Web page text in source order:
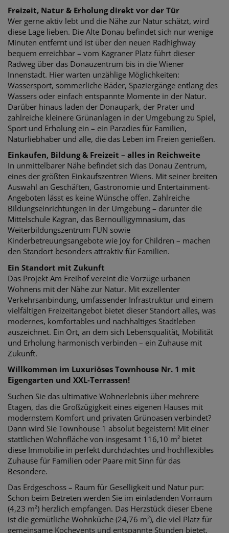
Freizeit, Natur & Erholung direkt vor der Tür
Wer gerne aktiv lebt und die Nähe zur Natur schätzt, wird
diese Lage lieben. Die Alte Donau befindet sich nur wenige
Minuten entfernt und ist über den neuen Radhighway
bequem erreichbar – vom Kagraner Platz führt dieser
Radweg über das Donauzentrum bis in die Wiener
Innenstadt. Hier warten unzählige Möglichkeiten:
Wassersport, sommerliche Bäder, Spaziergänge entlang des
Wassers oder einfach entspannte Momente in der Natur.
Darüber hinaus laden der Donaupark, der Prater und
zahlreiche kleinere Grünanlagen in der Umgebung zu Spiel,
Sport und Erholung ein – ein Paradies für Familien,
Naturliebhaber und alle, die das Leben im Freien genießen.
Einkaufen, Bildung & Freizeit – alles in Reichweite
In unmittelbarer Nähe befindet sich das Donau Zentrum,
eines der größten Einkaufszentren Wiens. Mit seiner breiten
Auswahl an Geschäften, Gastronomie und Entertainment-
Angeboten lässt es keine Wünsche offen. Zahlreiche
Bildungseinrichtungen in der Umgebung – darunter die
Mittelschule Kagran, das Bernoulligymnasium, das
Weiterbildungszentrum FUN sowie
Kinderbetreuungsangebote wie Joy for Children – machen
den Standort besonders attraktiv für Familien.
Ein Standort mit Zukunft
Das Projekt Am Freihof vereint die Vorzüge urbanen
Wohnens mit der Nähe zur Natur. Mit exzellenter
Verkehrsanbindung, umfassender Infrastruktur und einem
vielfältigen Freizeitangebot bietet dieser Standort alles, was
modernes, komfortables und nachhaltiges Stadtleben
auszeichnet. Ein Ort, an dem sich Lebensqualität, Mobilität
und Erholung harmonisch verbinden – ein Zuhause mit
Zukunft.
Willkommen im Luxuriöses Townhouse Nr. 1 mit
Eigengarten und XXL-Terrassen!
Suchen Sie das ultimative Wohnerlebnis über mehrere
Etagen, das die Großzügigkeit eines eigenen Hauses mit
modernstem Komfort und privaten Grünoasen verbindet?
Dann wird Sie Townhouse 1 absolut begeistern! Mit einer
stattlichen Wohnfläche von insgesamt 116,10 m² bietet
diese Immobilie in perfekt durchdachtes und hochflexibles
Zuhause für Familien oder Paare mit Sinn für das
Besondere.
Das Erdgeschoss – Raum für Geselligkeit und Natur pur:
Schon beim Betreten werden Sie im einladenden Vorraum
(4,23 m²) herzlich empfangen. Das Herzstück dieser Ebene
ist die gemütliche Wohnküche (24,76 m²), die viel Platz für
gemeinsame Kochevents und entspannte Stunden bietet.